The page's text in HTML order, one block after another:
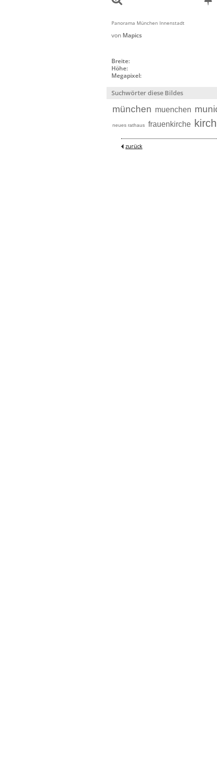
Panorama München Innenstadt
von Mapics
Breite:
Höhe:
Megapixel:
Suchwörter diese Bildes
münchen muenchen
neues rathaus frauenkirche
zurück